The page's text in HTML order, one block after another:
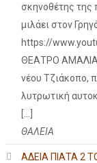
σκηνοθέτης της
μιλάει στον
https://
ΘΕΑΤΡΟ ΑΜΑΛΙΑ
νέου Τζιάκοπο,
λυτρωτική
ΘΑΛΕΙΑ
ΑΔΕΙΑ ΠΙΑΤΑ 2